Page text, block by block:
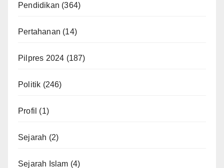
Pendidikan (364)
Pertahanan (14)
Pilpres 2024 (187)
Politik (246)
Profil (1)
Sejarah (2)
Sejarah Islam (4)